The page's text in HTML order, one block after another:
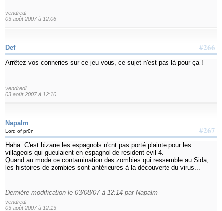
vendredi
03 août 2007 à 12:06
#266
Def
Arrêtez vos conneries sur ce jeu vous, ce sujet n'est pas là pour ça !
vendredi
03 août 2007 à 12:10
Napalm
#267
Lord of pr0n
Haha. C'est bizarre les espagnols n'ont pas porté plainte pour les
villageois qui gueulaient en espagnol de resident evil 4.
Quand au mode de contamination des zombies qui ressemble au Sida,
les histoires de zombies sont antérieures à la découverte du virus...
Dernière modification le 03/08/07 à 12:14 par Napalm
vendredi
03 août 2007 à 12:13